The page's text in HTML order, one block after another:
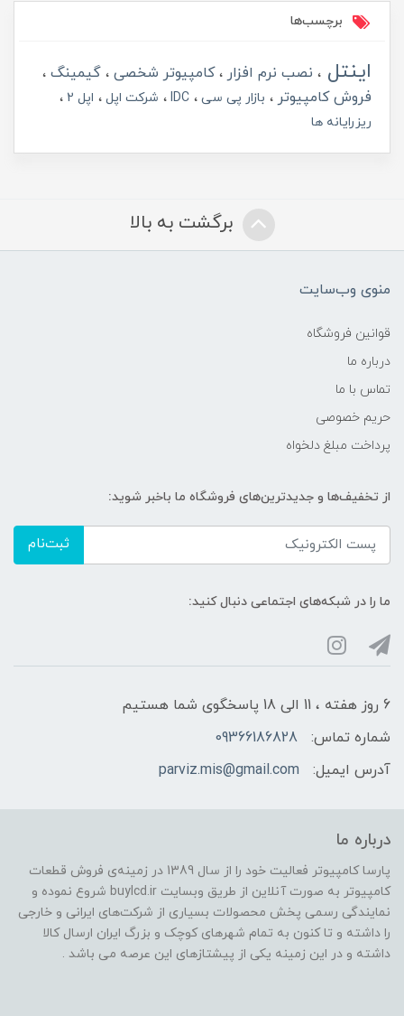
برچسب‌ها
اینتل نصب نرم افزار کامپیوتر شخصی
گیمینگ
فروش کامپیوتر
بازار پی سی IDC شرکت اپل
اپل 2
ریزرایانه ها
برگشت به بالا
منوی وب‌سایت
قوانین فروشگاه
درباره ما
تماس با ما
حریم خصوصی
پرداخت مبلغ دلخواه
از تخفیف‌ها و جدیدترین‌های فروشگاه ما باخبر شوید:
ثبت‌نام
ما را در شبکه‌های اجتماعی دنبال کنید:
6 روز هفته ، 11 الی 18 پاسخگوی شما هستیم
شماره تماس:
09366186828
آدرس ایمیل:
parviz.mis@gmail.com
درباره ما
پارسا کامپیوتر فعالیت خود را از سال 1389 در زمینه‌ی فروش قطعات
کامپیوتر به صورت آنلاین از طریق وبسایت buylcd.ir شروع نموده و
نمایندگی رسمی پخش محصولات بسیاری از شرکت‌های ایرانی و خارجی
را داشته و تا کنون به تمام شهرهای کوچک و بزرگ ایران ارسال کالا
داشته و در این زمینه یکی از پیشتازهای این عرصه می باشد .